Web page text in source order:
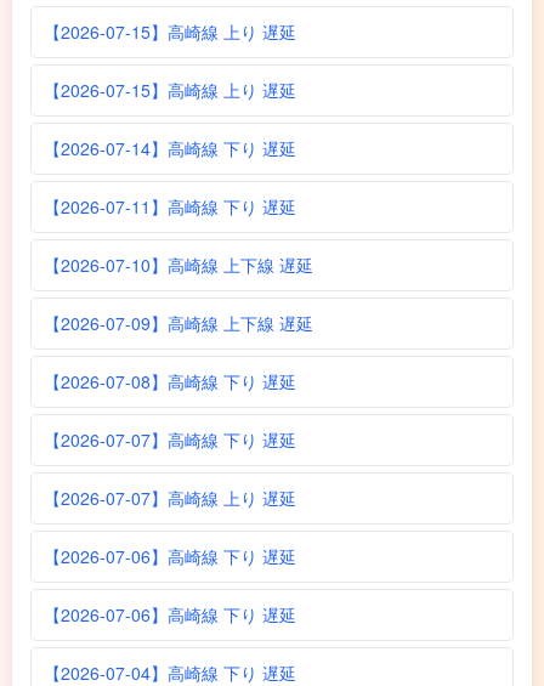
【2026-07-15】高崎線 上り 遅延
【2026-07-15】高崎線 上り 遅延
【2026-07-14】高崎線 下り 遅延
【2026-07-11】高崎線 下り 遅延
【2026-07-10】高崎線 上下線 遅延
【2026-07-09】高崎線 上下線 遅延
【2026-07-08】高崎線 下り 遅延
【2026-07-07】高崎線 下り 遅延
【2026-07-07】高崎線 上り 遅延
【2026-07-06】高崎線 下り 遅延
【2026-07-06】高崎線 下り 遅延
【2026-07-04】高崎線 下り 遅延